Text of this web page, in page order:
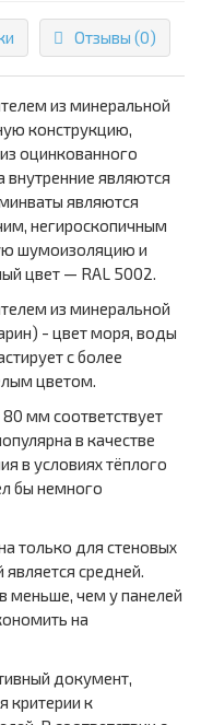
Отзывы (0)
из минеральной
конструкцию,
оцинкованного
являются
являются
негироскопичным
шумоизоляцию и
цвет — RAL 5002.
из минеральной
- цвет моря, воды
с более
цветом.
мм соответствует
в качестве
в условиях тёплого
бы немного
только для стеновых
средней.
меньше, чем у панелей
на
документ,
критерии к